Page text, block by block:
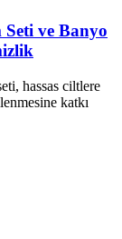
ve Banyo
hassas ciltlere
katkı